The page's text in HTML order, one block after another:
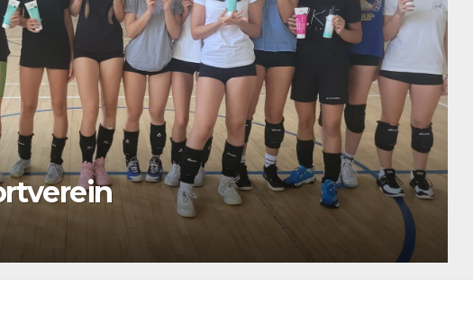
BEITRÄGE.
Verein der Freunde und
Katharina-Henoth-
HEIKO BAYER